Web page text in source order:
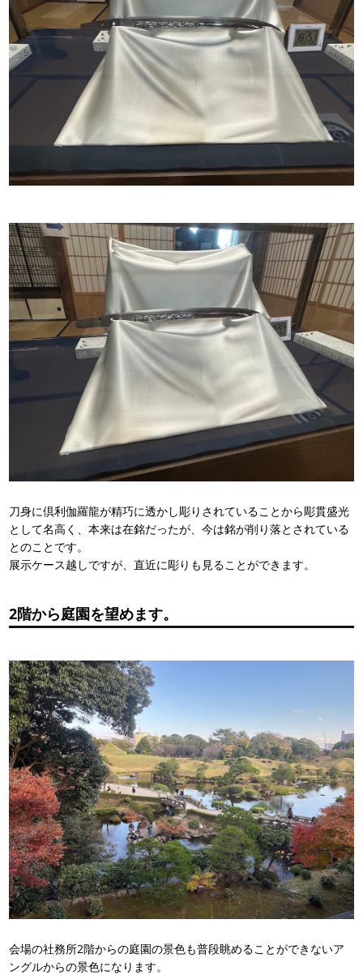
刀身に倶利伽羅龍が精巧に透かし彫りされていることから彫貫盛光
として名高く、本来は在銘だったが、今は銘が削り落とされている
とのことです。
展示ケース越しですが、直近に彫りも見ることができます。
2階から庭園を望めます。
会場の社務所2階からの庭園の景色も普段眺めることができないア
ングルからの景色になります。